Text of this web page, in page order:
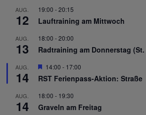
AUG.
12
19:00 -20:15
Lauftraining am Mittwoch
AUG.
13
18:00 -20:00
Radtraining am Donnerstag
AUG.
14
Hervorgehoben
14:00 - 17:00
RST Ferienpass-Aktion: Straße
AUG.
14
18:00 - 19:30
Graveln am Freitag